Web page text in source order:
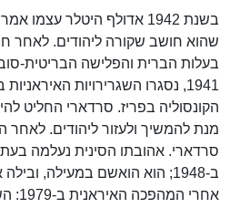
בשנת 1942 אדולף היטלר
שהוא חושב שקורה ליהודים. לאחר
בעלות הברית והפלישה הבריטית-
1941, נסגרו השגרירויות
הקונסוליה בפריז. סרדארי החליט
מנת להמשיך ולעזור ליהודים.
סרדארי. אהובתו הסינית נעלמה
ב-1948; הוא הואשם במעילה,
אחרי